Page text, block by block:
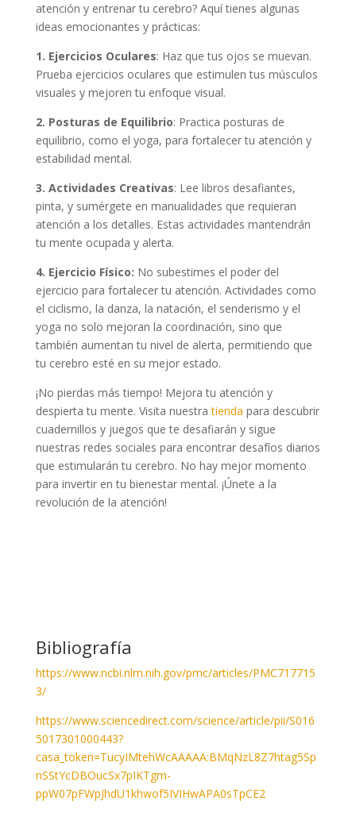
atención y entrenar tu cerebro? Aquí tienes algunas
ideas emocionantes y prácticas:
1. Ejercicios Oculares: Haz que tus ojos se muevan.
Prueba ejercicios oculares que estimulen tus músculos
visuales y mejoren tu enfoque visual.
2. Posturas de Equilibrio: Practica posturas de
equilibrio, como el yoga, para fortalecer tu atención y
estabilidad mental.
3. Actividades Creativas: Lee libros desafiantes,
pinta, y sumérgete en manualidades que requieran
atención a los detalles. Estas actividades mantendrán
tu mente ocupada y alerta.
4. Ejercicio Físico: No subestimes el poder del
ejercicio para fortalecer tu atención. Actividades como
el ciclismo, la danza, la natación, el senderismo y el
yoga no solo mejoran la coordinación, sino que
también aumentan tu nivel de alerta, permitiendo que
tu cerebro esté en su mejor estado.
¡No pierdas más tiempo! Mejora tu atención y
despierta tu mente. Visita nuestratienda para descubrir
cuadernillos y juegos que te desafiarán y sigue
nuestras redes sociales para encontrar desafíos diarios
que estimularán tu cerebro. No hay mejor momento
para invertir en tu bienestar mental. ¡Únete a la
revolución de la atención!
Bibliografía
https://www.ncbi.nlm.nih.gov/pmc/articles/PMC717715
3/
https://www.sciencedirect.com/science/article/pii/S016
5017301000443?
casa_token=TucyIMtehWcAAAAA:BMqNzL8Z7htag5Sp
nSStYcDBOucSx7pIKTgm-
ppW07pFWpJhdU1khwof5IVIHwAPA0sTpCE2